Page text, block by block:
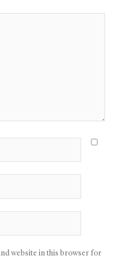
website in this browser for